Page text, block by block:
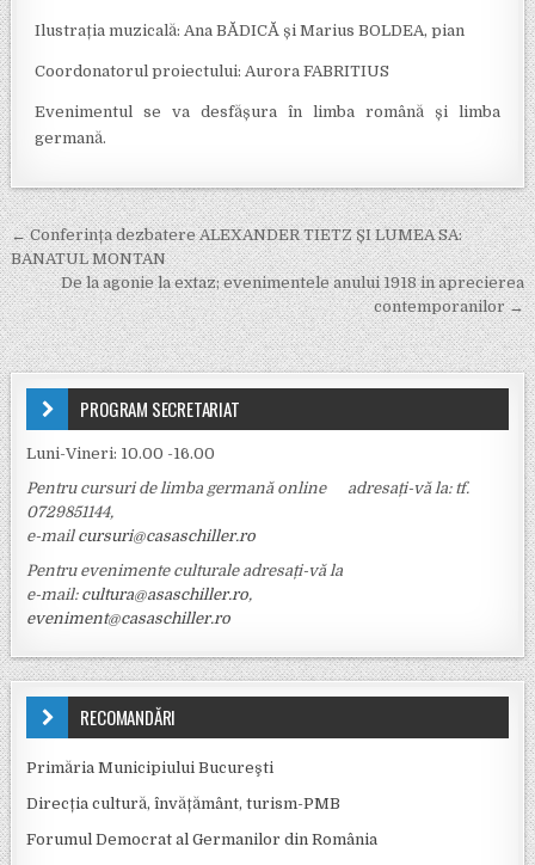
Ilustrația muzicală: Ana BĂDICĂ și Marius BOLDEA, pian
Coordonatorul proiectului: Aurora FABRITIUS
Evenimentul se va desfășura în limba română și limba
germană.
Navigare în articole
← Conferința dezbatere ALEXANDER TIETZ ȘI LUMEA SA:
BANATUL MONTAN
De la agonie la extaz; evenimentele anului 1918 in aprecierea
contemporanilor →
PROGRAM SECRETARIAT
Luni-Vineri: 10.00 -16.00
Pentru cursuri de limba germană online adresați-vă la: tf.
0729851144,
e-mail cursuri@casaschiller.ro
Pentru evenimente culturale adresați-vă la
e-mail: cultura@asaschiller.ro,
eveniment@casaschiller.ro
RECOMANDĂRI
Primăria Municipiului Bucureşti
Direcția cultură, învățământ, turism-PMB
Forumul Democrat al Germanilor din România